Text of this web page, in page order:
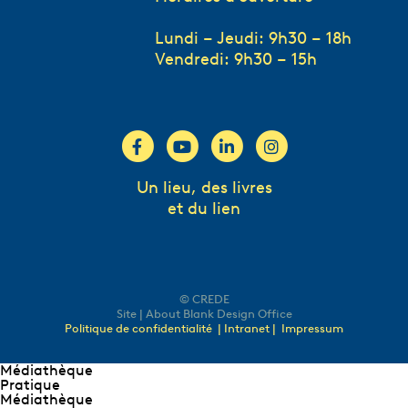
Lundi – Jeudi: 9h30 – 18h
Vendredi: 9h30 – 15h
Un lieu, des livres
et du lien
© CREDE
Site | About Blank Design Office
Politique de confidentialité | Intranet | Impressum
Médiathèque
Pratique
Médiathèque